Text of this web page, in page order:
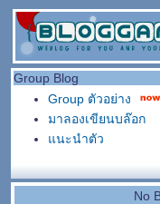
Group Blog
Group ตัวอย่าง
มาลองเขียนบล๊อก
แนะนำตัว
No